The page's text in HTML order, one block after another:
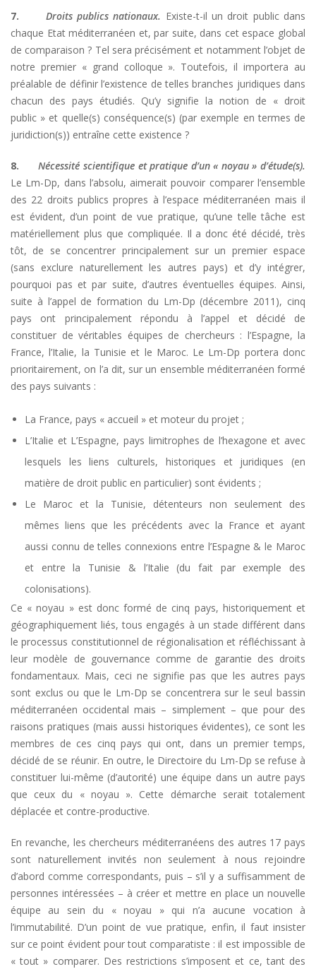
7. Droits publics nationaux. Existe-t-il un droit public dans
chaque Etat méditerranéen et, par suite, dans cet espace global
de comparaison ? Tel sera précisément et notamment l’objet de
notre premier « grand colloque ». Toutefois, il importera au
préalable de définir l’existence de telles branches juridiques dans
chacun des pays étudiés. Qu’y signifie la notion de « droit
public » et quelle(s) conséquence(s) (par exemple en termes de
juridiction(s)) entraîne cette existence ?
8.Nécessité scientifique et pratique d’un « noyau » d’étude(s).
Le Lm-Dp, dans l’absolu, aimerait pouvoir comparer l’ensemble
des 22 droits publics propres à l’espace méditerranéen mais il
est évident, d’un point de vue pratique, qu’une telle tâche est
matériellement plus que compliquée. Il a donc été décidé, très
tôt, de se concentrer principalement sur un premier espace
(sans exclure naturellement les autres pays) et d’y intégrer,
pourquoi pas et par suite, d’autres éventuelles équipes. Ainsi,
suite à l’appel de formation du Lm-Dp (décembre 2011), cinq
pays ont principalement répondu à l’appel et décidé de
constituer de véritables équipes de chercheurs : l’Espagne, la
France, l’Italie, la Tunisie et le Maroc. Le Lm-Dp portera donc
prioritairement, on l’a dit, sur un ensemble méditerranéen formé
des pays suivants :
La France, pays « accueil » et moteur du projet ;
L’Italie et L’Espagne, pays limitrophes de l’hexagone et avec
lesquels les liens culturels, historiques et juridiques (en
matière de droit public en particulier) sont évidents ;
Le Maroc et la Tunisie, détenteurs non seulement des
mêmes liens que les précédents avec la France et ayant
aussi connu de telles connexions entre l’Espagne & le Maroc
et entre la Tunisie & l’Italie (du fait par exemple des
colonisations).
Ce « noyau » est donc formé de cinq pays, historiquement et
géographiquement liés, tous engagés à un stade différent dans
le processus constitutionnel de régionalisation et réfléchissant à
leur modèle de gouvernance comme de garantie des droits
fondamentaux. Mais, ceci ne signifie pas que les autres pays
sont exclus ou que le Lm-Dp se concentrera sur le seul bassin
méditerranéen occidental mais – simplement – que pour des
raisons pratiques (mais aussi historiques évidentes), ce sont les
membres de ces cinq pays qui ont, dans un premier temps,
décidé de se réunir. En outre, le Directoire du Lm-Dp se refuse à
constituer lui-même (d’autorité) une équipe dans un autre pays
que ceux du « noyau ». Cette démarche serait totalement
déplacée et contre-productive.
En revanche, les chercheurs méditerranéens des autres 17 pays
sont naturellement invités non seulement à nous rejoindre
d’abord comme correspondants, puis – s’il y a suffisamment de
personnes intéressées – à créer et mettre en place un nouvelle
équipe au sein du « noyau » qui n’a aucune vocation à
l’immutabilité. D’un point de vue pratique, enfin, il faut insister
sur ce point évident pour tout comparatiste : il est impossible de
« tout » comparer. Des restrictions s’imposent et ce, tant des